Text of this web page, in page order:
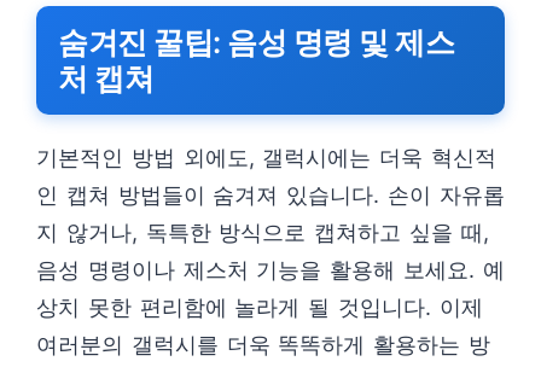
숨겨진 꿀팁: 음성 명령 및 제스
처 캡쳐
기본적인 방법 외에도, 갤럭시에는 더욱 혁신적
인 캡쳐 방법들이 숨겨져 있습니다. 손이 자유롭
지 않거나, 독특한 방식으로 캡쳐하고 싶을 때,
음성 명령이나 제스처 기능을 활용해 보세요. 예
상치 못한 편리함에 놀라게 될 것입니다. 이제
여러분의 갤럭시를 더욱 똑똑하게 활용하는 방